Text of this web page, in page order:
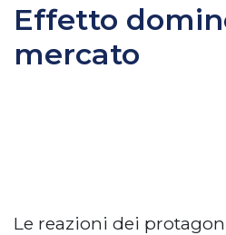
Effetto
mercato
Le reazioni dei